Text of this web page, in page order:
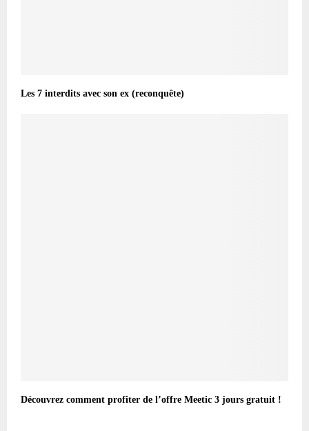
Les 7 interdits avec son ex (reconquête)
Découvrez comment profiter de l’offre Meetic 3 jours gratuit !